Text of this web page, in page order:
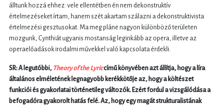
álltunk hozzá ehhez: vele ellentétben én nem dekonstruktív
értelmezéseket írtam, hanem szét akartam szálazni a dekonstruktivista
értelmezési gesztusokat. Ma meg pláne nagyon különböző területen
mozgunk, Cynthiát ugyanis mostanság leginkább az opera, illetve az
operaelőadások irodalmi művekkel való kapcsolata érdekli.
SR: A legutóbbi, Theory of the Lyriccímű könyvében azt állítja, hogy a líra
általános elméletének legnagyobb kerékkötője az, hogy a költészet
funkciói és gyakorlatai történetileg változók. Ezért fordul a vizsgálódása a
befogadóra gyakorolt hatás felé. Az, hogy egy magát strukturalistának